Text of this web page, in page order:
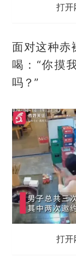
打开
面对这种赤
喝：“你摸
吗？”
打开